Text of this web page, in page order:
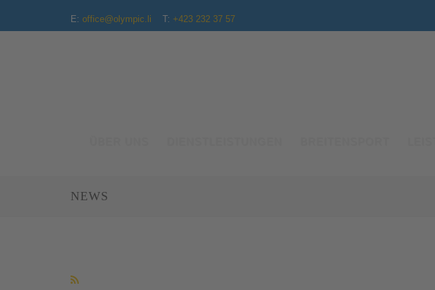
E: office@olympic.li T: +423 232 37 57
NEWS